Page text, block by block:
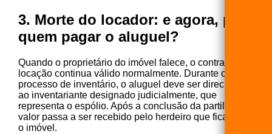
3. Morte do locador: e agora, para
quem pagar o aluguel?
Quando o proprietário do imóvel falece, o contrato de
locação continua válido normalmente. Durante o
processo de inventário, o aluguel deve ser direcionado
ao inventariante designado judicialmente, que
representa o espólio. Após a conclusão da partilha, o
valor passa a ser recebido pelo herdeiro que ficar com
o imóvel.